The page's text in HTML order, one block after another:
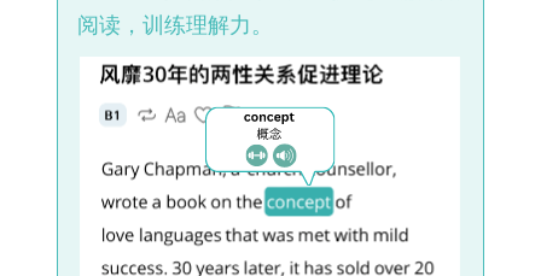
阅读，训练理解力。